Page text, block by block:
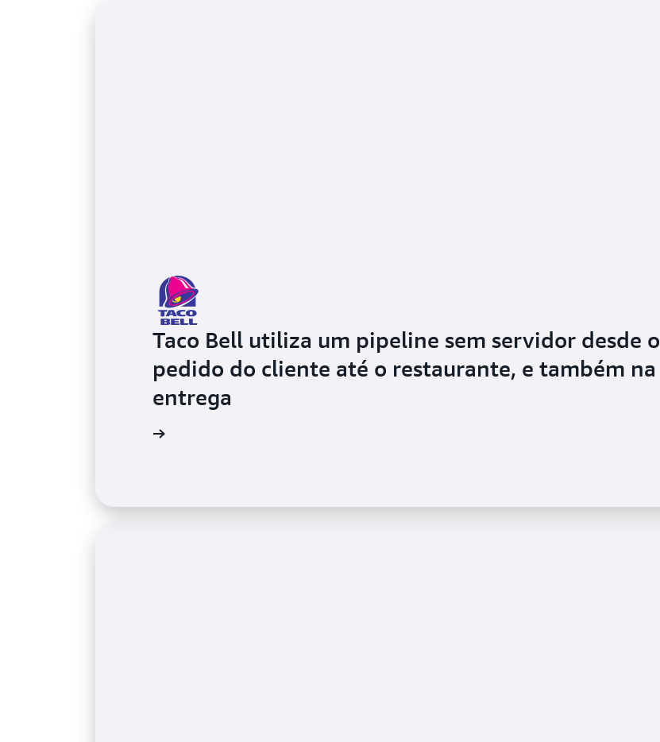
Taco Bell utiliza um pipeline sem servidor desde o
pedido do cliente até o restaurante, e também na
entrega